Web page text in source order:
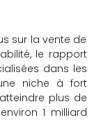
sur la vente de
le rapport
dans les
niche à fort
plus de
1 milliard